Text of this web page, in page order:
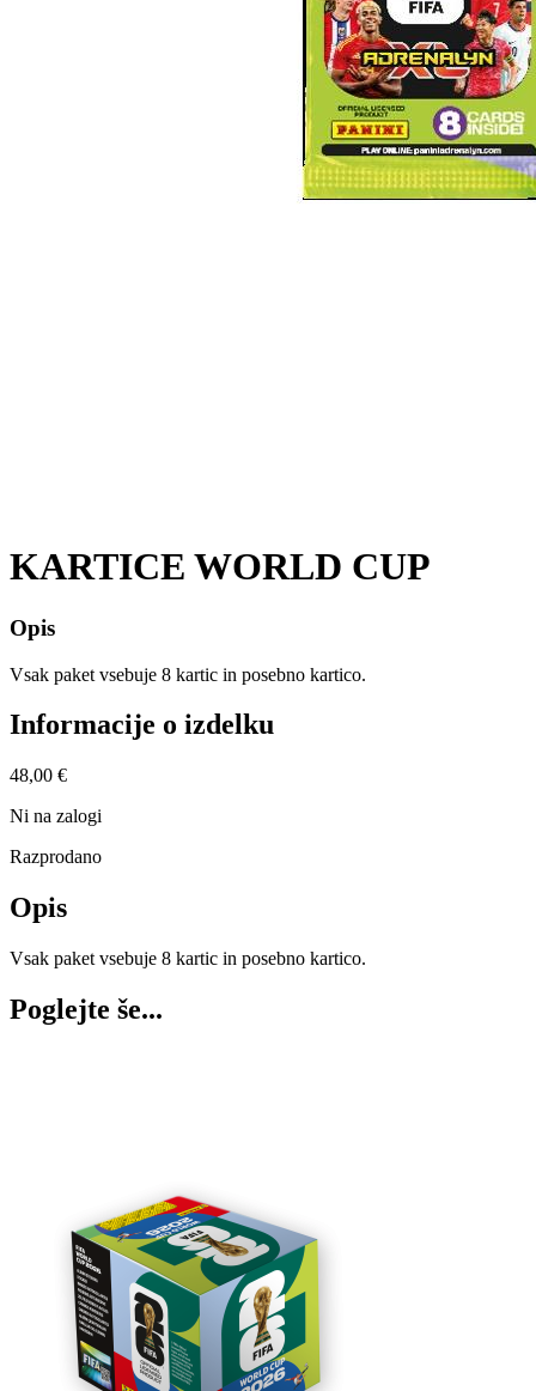
KARTICE WORLD CUP
Opis
Vsak paket vsebuje 8 kartic in posebno kartico.
Informacije o izdelku
48,00 €
Ni na zalogi
Razprodano
Opis
Vsak paket vsebuje 8 kartic in posebno kartico.
Poglejte še...